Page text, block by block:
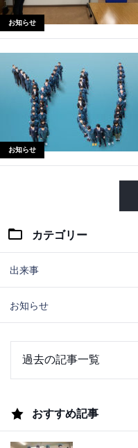
お知らせ
お知らせ
カテゴリー
出来事
お知らせ
おすすめ記事